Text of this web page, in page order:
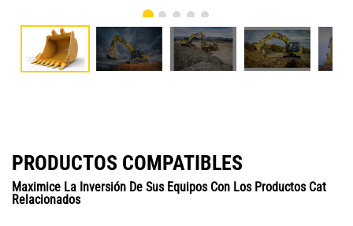
PRODUCTOS COMPATIBLES
Maximice La Inversión De Sus Equipos Con Los Productos Cat
Relacionados